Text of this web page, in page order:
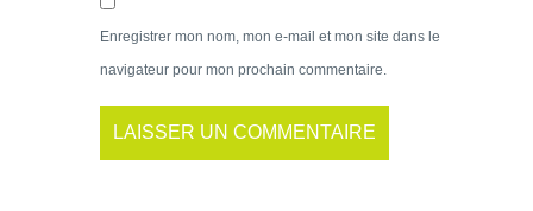
Enregistrer mon nom, mon e-mail et mon site dans le
navigateur pour mon prochain commentaire.